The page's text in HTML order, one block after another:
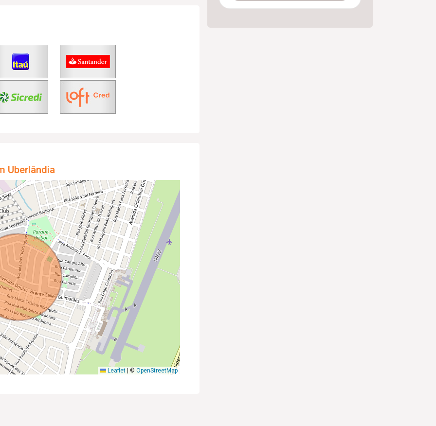
Uberlândia
Leaflet © OpenStreetMap